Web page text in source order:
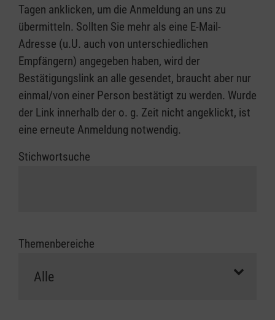
Tagen anklicken, um die Anmeldung an uns zu
übermitteln. Sollten Sie mehr als eine E-Mail-
Adresse (u.U. auch von unterschiedlichen
Empfängern) angegeben haben, wird der
Bestätigungslink an alle gesendet, braucht aber nur
einmal/von einer Person bestätigt zu werden. Wurde
der Link innerhalb der o. g. Zeit nicht angeklickt, ist
eine erneute Anmeldung notwendig.
Stichwortsuche
Themenbereiche